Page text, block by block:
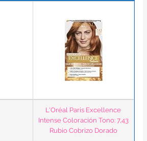
L'Oréal Paris Excellence
Intense Coloración Tono: 7,43
Rubio Cobrizo Dorado